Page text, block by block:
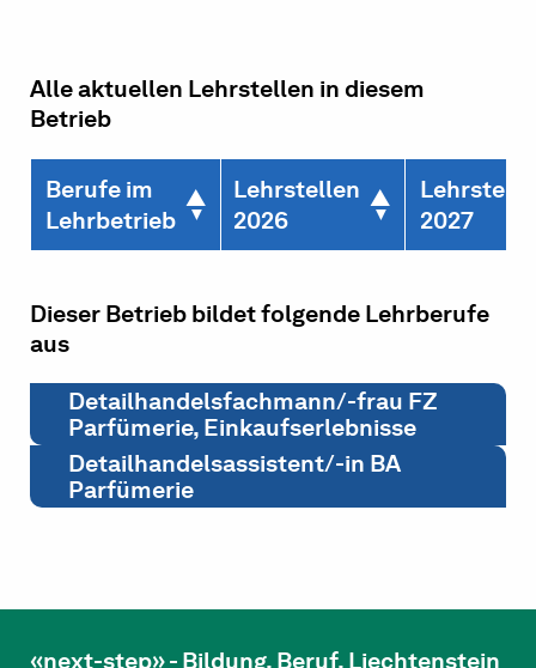
Alle aktuellen Lehrstellen in diesem
Betrieb
Berufe im
Lehrbetrieb
Lehrstellen
2026
2027
Dieser Betrieb bildet folgende Lehrberufe
aus
Detailhandelsfachmann/-frau FZ
Parfümerie, Einkaufserlebnisse
Detailhandelsassistent/-in BA
Parfümerie
«next-step» - Bildung. Beruf. Liechtenstein